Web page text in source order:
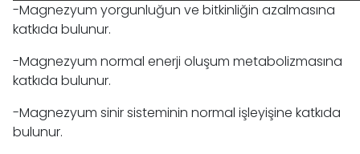
-Magnezyum yorgunluğun ve bitkinliğin azalmasına
katkıda bulunur.
-Magnezyum normal enerji oluşum metabolizmasına
katkıda bulunur.
-Magnezyum sinir sisteminin normal işleyişine katkıda
bulunur.